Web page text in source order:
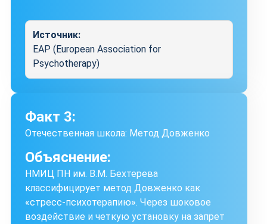
Источник:
EAP (European Association for
Psychotherapy)
Факт 3:
Отечественная школа: Метод Довженко
Объяснение:
НМИЦ ПН им. В.М. Бехтерева
классифицирует метод Довженко как
«стресс-психотерапию». Через шоковое
воздействие и четкую установку на запрет